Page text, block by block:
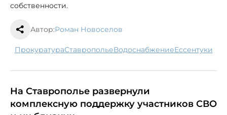
собственности.
Автор:Роман Новоселов
прокуратура Ставрополье водоснабжение Ессентуки
На Ставрополье развернули
комплексную поддержку участников СВО